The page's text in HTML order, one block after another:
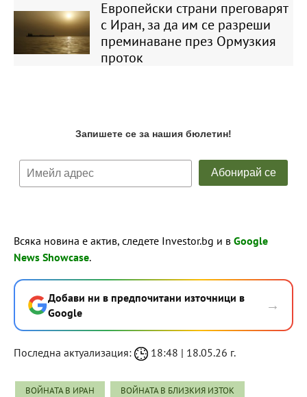
Европейски страни преговарят
с Иран, за да им се разреши
преминаване през Ормузкия
проток
Всяка новина е актив, следете Investor.bg и в Google
News Showcase.
Добави ни в предпочитани източници в
Google
→
Последна актуализация: 18:48 | 18.05.26 г.
ВОЙНАТА В ИРАН ВОЙНАТА В БЛИЗКИЯ ИЗТОК